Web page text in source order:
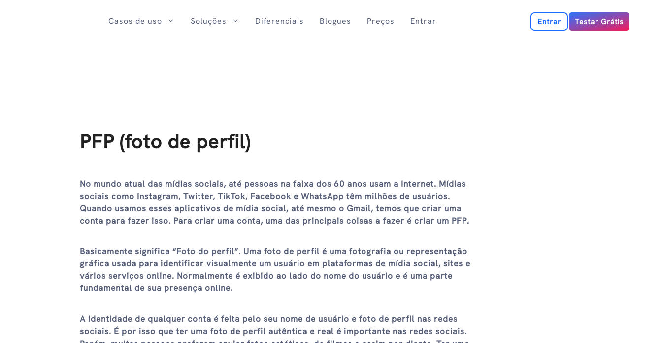
Casos de uso Soluções Diferenciais Blogues Preços Entrar Entrar Testar Grátis
PFP (foto de perfil)
No mundo atual das mídias sociais, até pessoas na faixa dos 60 anos usam a Internet. Mídias
sociais como Instagram, Twitter, TikTok, Facebook e WhatsApp têm milhões de usuários.
Quando usamos esses aplicativos de mídia social, até mesmo o Gmail, temos que criar uma
conta para fazer isso. Para criar uma conta, uma das principais coisas a fazer é criar um PFP.
Basicamente significa “Foto do perfil”. Uma foto de perfil é uma fotografia ou representação
gráfica usada para identificar visualmente um usuário em plataformas de mídia social, sites e
vários serviços online. Normalmente é exibido ao lado do nome do usuário e é uma parte
fundamental de sua presença online.
A identidade de qualquer conta é feita pelo seu nome de usuário e foto de perfil nas redes
sociais. É por isso que ter uma foto de perfil autêntica e real é importante nas redes sociais.